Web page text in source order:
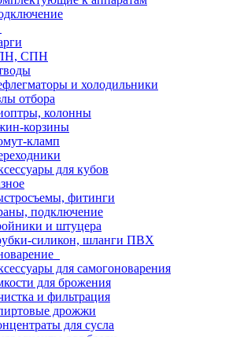
СПН
и холодильники
отбора
колонны
корзины
кламп
для кубов
фитинги
подключение
и штуцера
силикон, шланги ПВХ
для самогоноварения
для брожения
и фильтрация
дрожжи
для сусла